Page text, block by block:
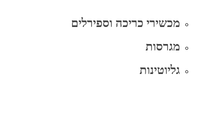
מכשירי כריכה וספירלים
מגרסות
גליוטינות